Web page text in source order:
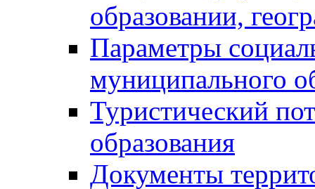
образовании,
Параметры
муниципального
Туристический
образования
Документы